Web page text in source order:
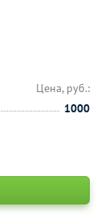
Цена, руб.:
1000